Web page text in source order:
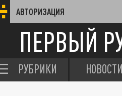
АВТОРИЗАЦИЯ
ПЕРВЫЙ
РУБРИКИ НОВОСТИ